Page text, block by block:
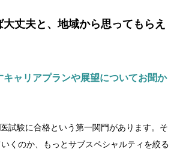
丈夫と、地域から思ってもらえ
ャリアプランや展望についてお聞か
試験に合格という第一関門があります。そ
くのか、もっとサブスペシャルティを絞る